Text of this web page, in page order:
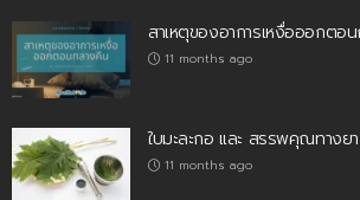
สาเหตุของอาการเหงื่อออกตอ
11 months ago
ใบมะละกอ และ สรรพคุณทางย
11 months ago